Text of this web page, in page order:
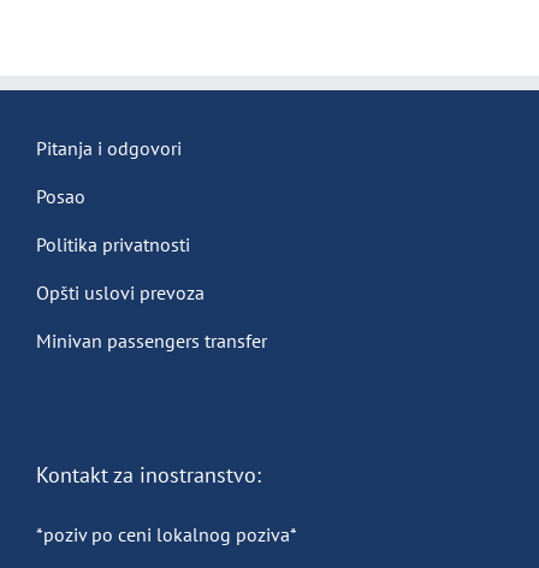
Pitanja i odgovori
Posao
Politika privatnosti
Opšti uslovi prevoza
Minivan passengers transfer
Kontakt za inostranstvo:
*poziv po ceni lokalnog poziva*